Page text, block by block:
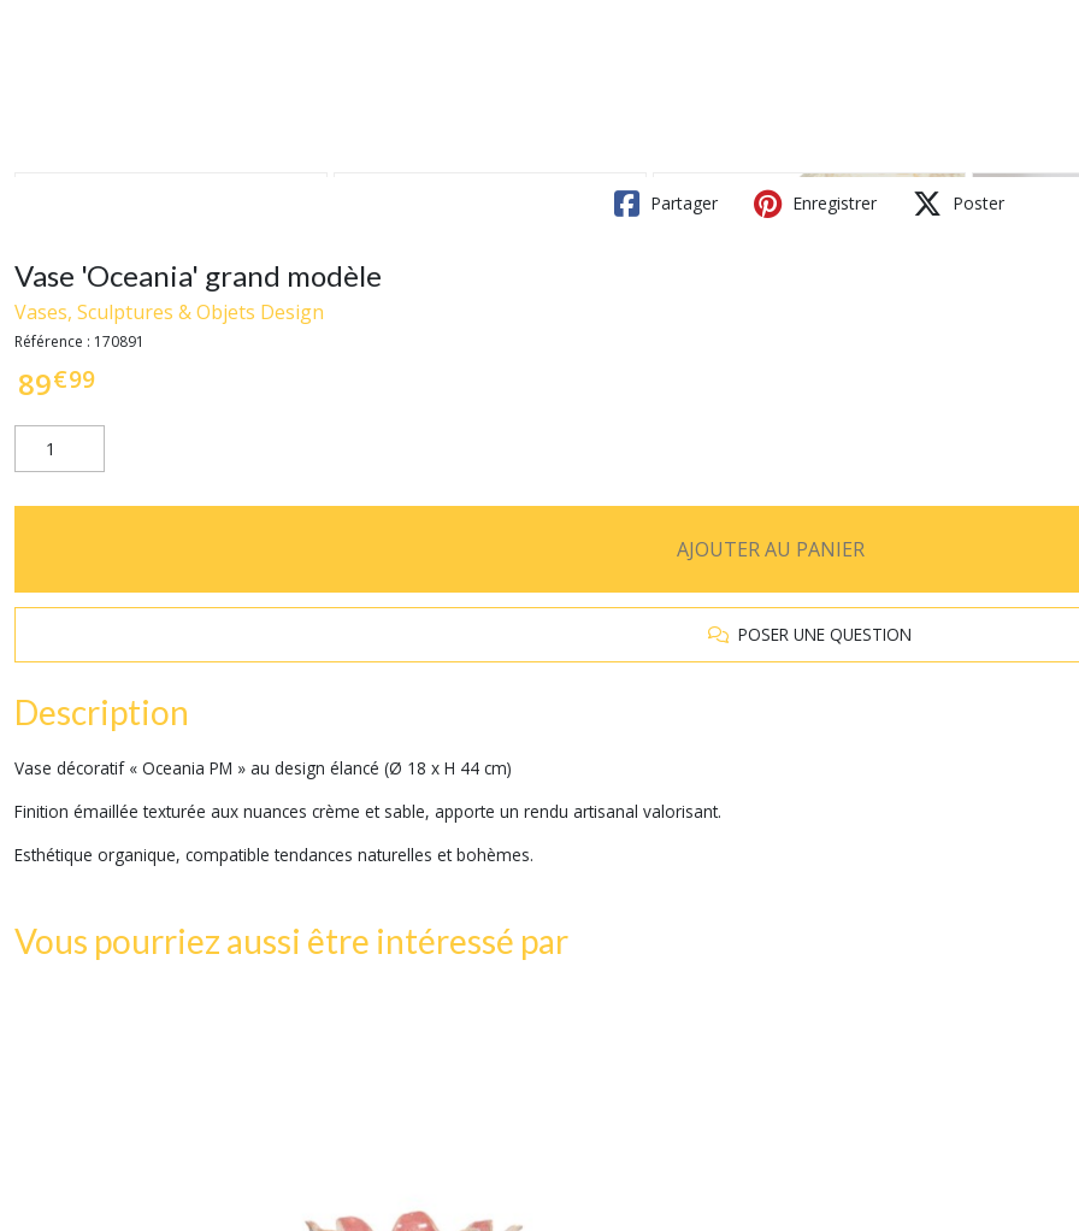
Partager Enregistrer Poster
Vase 'Oceania' grand modèle
Vases, Sculptures & Objets Design
Référence : 170891
89€99
AJOUTER AU PANIER
POSER UNE QUESTION
Description
Vase décoratif « Oceania PM » au design élancé (Ø 18 x H 44 cm)
Finition émaillée texturée aux nuances crème et sable, apporte un rendu artisanal valorisant.
Esthétique organique, compatible tendances naturelles et bohèmes.
Vous pourriez aussi être intéressé par